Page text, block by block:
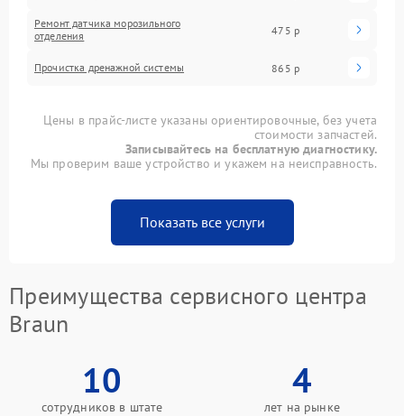
Ремонт датчика морозильного
отделения
475 р
Прочистка дренажной системы 865 р
Цены в прайс-листе указаны ориентировочные, без учета
стоимости запчастей.
Записывайтесь на бесплатную диагностику.
Мы проверим ваше устройство и укажем на неисправность.
Показать все услуги
Преимущества сервисного центра
Braun
10
сотрудников в штате
4
лет на рынке